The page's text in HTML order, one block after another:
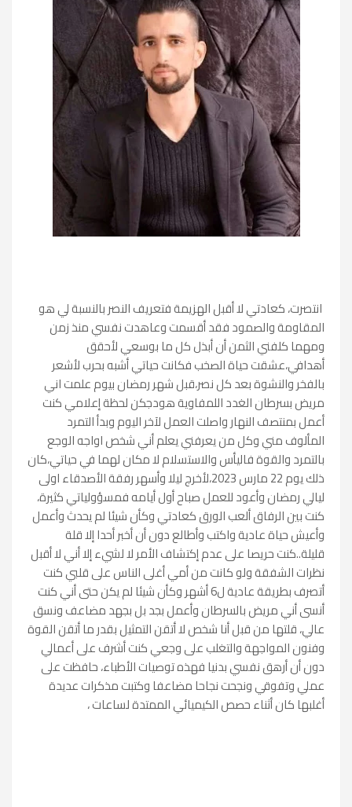
انتصرت، كعادتي لا أقبل الهزيمة فتعريف النصر بالنسبة لي هو
المقاومة والصمود فقد أقسمت وعاهدت نفسي منذ زمن
ومهما كلفنيالثمن أن أبذل كل ما بوسعي لأحقق
أهدافي،عشقت حياة الصخب فكانت حياتي أشبه بحرب لأشعر
بالفخر والنشوة بعد كل نصر،قبل شهر رمضان بيوم علمت اني
مريض بسرطان الغدد اللمفاوية هودجكن لحظة إعلامي كنت
أعمل بمنتصف النهار واصلت العمل لآخر اليوم وبدأ التمرد
المألوف مني وكل من يعرفني يعلم أني شخص اواجه الوجع
بالتمرد والقوة فاليأس والاستسلام لا مكان لهما في حياتي،كان
ذلك يوم 22 مارس 2023،لأخرج ليلا وأسهر رفقة الأصدقاء اولى
ليالي رمضان وأعود للعمل صباح أول أيامه فمسؤولياتي كثيرة،
كنت بين الرفاق ألعب الورق كعادتي وكأن شيئا لم يحدث وأعمل
وأعيش حياة عادية واكتب وأطالع دون أن أخبر أحدا إلا قلة
قليلة..كنت حريصا على عدم إكتشاف الأمر لا لشيء إلا أني لا أقبل
نظرات الشفقة ولو كانت من أمي أغلى الناس على قلبي كنت
أتصرف بطريقة عادية ل6 أشهر وكأن شيئا لم يكن حتى أني كنت
أنسى أني مريض بالسرطان وأعمل بجد بل بجهد مضاعف ونسق
عالي، قلتها من قبل أنا شخص لا أتقن التمثيل بقدر ما أتقن القوة
وفنون المواجهة والتغلب على وجعي كنت أشرف على أعمالي
دون أن أرهق نفسي بدنيا فهذه توصيات الأطباء، حافظت على
عملي وتفوقي ونجحت نجاحا مضاعفا وكتبت مذكرات عديدة
أغلبها كان أثناء حصص الكيميائي الممتدة لساعات ،